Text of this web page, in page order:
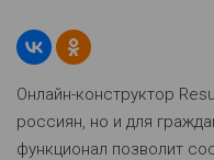
Онлайн-конструктор
россиян, но и для
функционал позволит